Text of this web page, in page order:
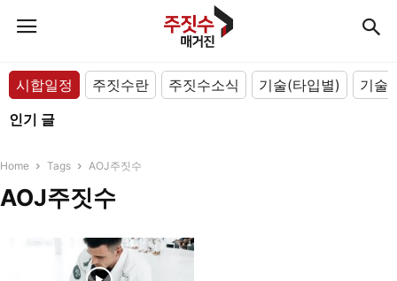
시합일정 주짓수란 주짓수소식 기술(타입별)
기술
인기 글
Home Tags AOJ주짓수
AOJ주짓수